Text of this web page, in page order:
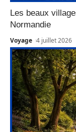
Les beaux
Normandie
Voyage 4 juillet 2026